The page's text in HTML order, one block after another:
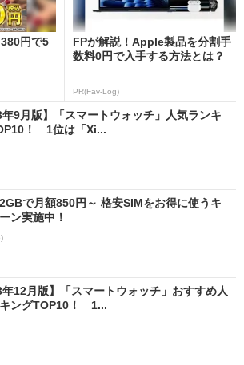
円で5
FPが解説！Apple製品を分割手
数料0円で入手する方法とは？
PR(Fav-Log)
年9月版】「スマートウォッチ」人気ランキ
！ 1位は「Xi...
で月額850円～ 格安SIMをお得に使うキ
ン実施中！
年12月版】「スマートウォッチ」おすすめ人
ングTOP10！ 1...